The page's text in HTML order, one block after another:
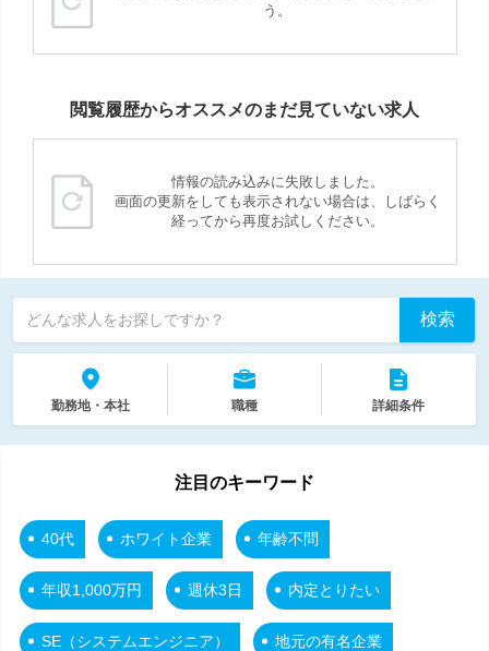
う。
閲覧履歴からオススメのまだ見ていない求人
情報の読み込みに失敗しました。
画面の更新をしても表示されない場合は、しばらく
経ってから再度お試しください。
どんな求人をお探しですか？ 検索
勤務地・本社 職種 詳細条件
注目のキーワード
40代 ホワイト企業 年齢不問
年収1,000万円 週休3日 内定とりたい
SE（システムエンジニア） 地元の有名企業